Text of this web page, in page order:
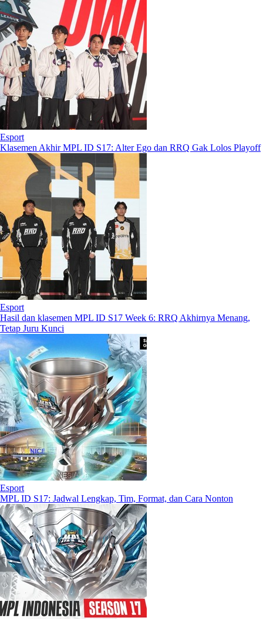
Esport
Klasemen Akhir MPL ID S17: Alter Ego dan RRQ Gak Lolos Playoff
Esport
Hasil dan klasemen MPL ID S17 Week 6: RRQ Akhirnya Menang,
Tetap Juru Kunci
Esport
MPL ID S17: Jadwal Lengkap, Tim, Format, dan Cara Nonton